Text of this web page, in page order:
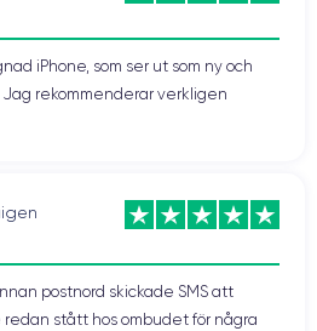
iPhone, som ser ut som ny och
rekommenderar verkligen
postnord skickade SMS att
stått hos ombudet för några